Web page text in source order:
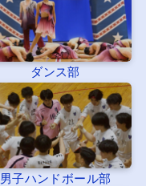
ダンス部
男子ハンドボール部